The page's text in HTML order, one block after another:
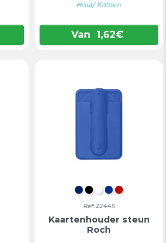
Hout/ Katoen
Van 1,62€
MARINEBLAUW
ZWART
WITBLAUW
ROOD
Ref: 22445
Kaartenhouder steun
Roch